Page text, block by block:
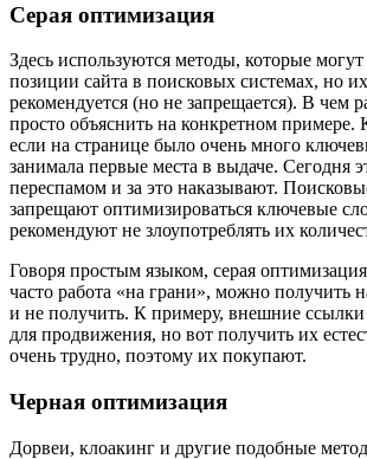
Серая оптимизация
Здесь используются методы, которые
позиции сайта в поисковых системах, но
рекомендуется (но не запрещается). В чем
просто объяснить на конкретном примере.
если на странице было очень много
занимала первые места в выдаче. Сегодня
переспамом и за это наказывают.
запрещают оптимизироваться ключевые
рекомендуют не злоупотреблять их
Говоря простым языком, серая
часто работа «на грани», можно получить
и не получить. К примеру, внешние
для продвижения, но вот получить их
очень трудно, поэтому их покупают.
Черная оптимизация
Дорвеи, клоакинг и другие подобные